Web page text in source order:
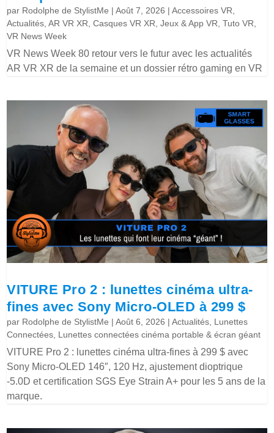
par Rodolphe de StylistMe |Août 7, 2026 |Accessoires VR
Actualités ,AR VR XR ,Casques VR XR ,Jeux & App VR ,Tuto VR
VR News Week
VR News Week 80 retour vers le futur avec les actualités
AR VR XR de la semaine et un dossier rétro gaming en VR
VITURE Pro 2 : lunettes cinéma ultra-
fines avec Sony Micro-OLED à 299 $
par Rodolphe de StylistMe |Août 6, 2026 |Actualités Lunettes
Connectées Lunettes connectées cinéma portable & écran géant
VITURE Pro 2 : lunettes cinéma ultra-fines à 299 $ avec
Sony Micro-OLED 146″, 120 Hz, ajustement dioptrique
-5.0D et certification SGS Eye Strain A+ pour les 5 ans de la
marque.